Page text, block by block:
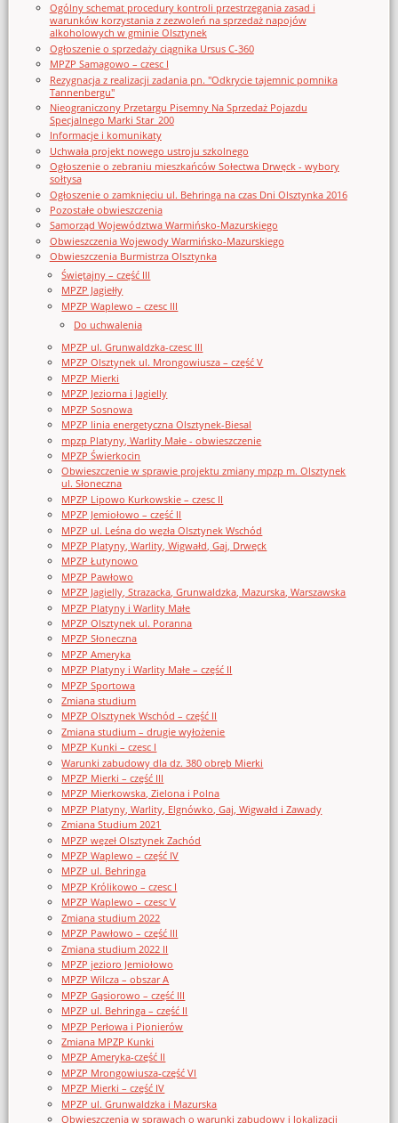
Ogólny schemat procedury kontroli przestrzegania zasad i
warunków korzystania z zezwoleń na sprzedaż napojów
alkoholowych w gminie Olsztynek
Ogłoszenie o sprzedaży ciągnika Ursus C-360
MPZP Samagowo – czesc I
Rezygnacja z realizacji zadania pn. "Odkrycie tajemnic pomnika
Tannenbergu"
Nieograniczony Przetargu Pisemny Na Sprzedaż Pojazdu
Specjalnego Marki Star_200
Informacje i komunikaty
Uchwała projekt nowego ustroju szkolnego
Ogłoszenie o zebraniu mieszkańców Sołectwa Drwęck - wybory
sołtysa
Ogłoszenie o zamknięciu ul. Behringa na czas Dni Olsztynka 2016
Pozostałe obwieszczenia
Samorząd Województwa Warmińsko-Mazurskiego
Obwieszczenia Wojewody Warmińsko-Mazurskiego
Obwieszczenia Burmistrza Olsztynka
Świętajny – część III
MPZP Jagiełły
MPZP Waplewo – czesc III
Do uchwalenia
MPZP ul. Grunwaldzka-czesc III
MPZP Olsztynek ul. Mrongowiusza – część V
MPZP Mierki
MPZP Jeziorna i Jagielly
MPZP Sosnowa
MPZP linia energetyczna Olsztynek-Biesal
mpzp Platyny, Warlity Małe - obwieszczenie
MPZP Świerkocin
Obwieszczenie w sprawie projektu zmiany mpzp m. Olsztynek
ul. Słoneczna
MPZP Lipowo Kurkowskie – czesc II
MPZP Jemiołowo – część II
MPZP ul. Leśna do węzła Olsztynek Wschód
MPZP Platyny, Warlity, Wigwałd, Gaj, Drwęck
MPZP Łutynowo
MPZP Pawłowo
MPZP Jagielly, Strazacka, Grunwaldzka, Mazurska, Warszawska
MPZP Platyny i Warlity Małe
MPZP Olsztynek ul. Poranna
MPZP Słoneczna
MPZP Ameryka
MPZP Platyny i Warlity Małe – część II
MPZP Sportowa
Zmiana studium
MPZP Olsztynek Wschód – część II
Zmiana studium – drugie wyłożenie
MPZP Kunki – czesc I
Warunki zabudowy dla dz. 380 obręb Mierki
MPZP Mierki – część III
MPZP Mierkowska, Zielona i Polna
MPZP Platyny, Warlity, Elgnówko, Gaj, Wigwałd i Zawady
Zmiana Studium 2021
MPZP węzeł Olsztynek Zachód
MPZP Waplewo – część IV
MPZP ul. Behringa
MPZP Królikowo – czesc I
MPZP Waplewo – czesc V
Zmiana studium 2022
MPZP Pawłowo – część III
Zmiana studium 2022 II
MPZP jezioro Jemiołowo
MPZP Wilcza – obszar A
MPZP Gąsiorowo – część III
MPZP ul. Behringa – część II
MPZP Perłowa i Pionierów
Zmiana MPZP Kunki
MPZP Ameryka-część II
MPZP Mrongowiusza-część VI
MPZP Mierki – część IV
MPZP ul. Grunwaldzka i Mazurska
Obwieszczenia w sprawach o warunki zabudowy i lokalizacji